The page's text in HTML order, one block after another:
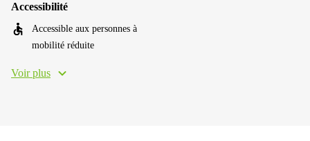
Accessibilité
Accessible aux personnes à
mobilité réduite
Voir plus